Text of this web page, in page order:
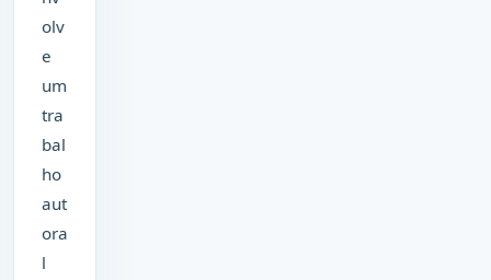
olv
e
um
tra
bal
ho
aut
ora
l